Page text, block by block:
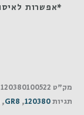
*אפשרות
מק"ט 120380100522
תגיות120380
,
GR8
,